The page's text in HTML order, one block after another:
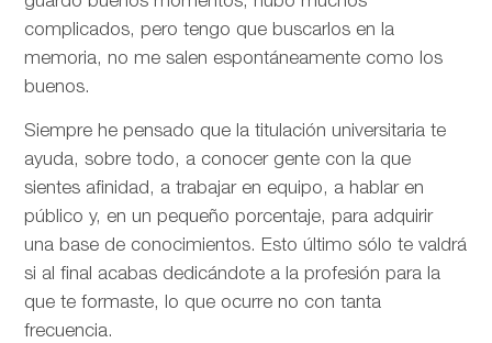
complicados, pero tengo que buscarlos en la
memoria, no me salen espontáneamente como los
buenos.
Siempre he pensado que la titulación universitaria te
ayuda, sobre todo, a conocer gente con la que
sientes afinidad, a trabajar en equipo, a hablar en
público y, en un pequeño porcentaje, para adquirir
una base de conocimientos. Esto último sólo te valdrá
si al final acabas dedicándote a la profesión para la
que te formaste, lo que ocurre no con tanta
frecuencia.